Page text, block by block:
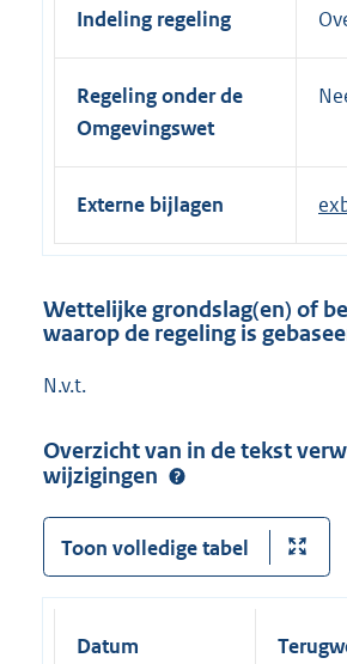
Indeling regeling
Regeling onder de
Omgevingswet
Externe bijlagen
Wettelijke grondslag(en) of
waarop de regeling is
N.v.t.
Overzicht van in de tekst
wijzigingen
Toon volledige tabel
Datum